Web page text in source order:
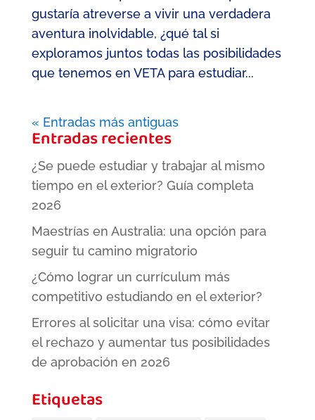
gustaría atreverse a vivir una verdadera
aventura inolvidable, ¿qué tal si
exploramos juntos todas las posibilidades
que tenemos en VETA para estudiar...
« Entradas más antiguas
Entradas recientes
¿Se puede estudiar y trabajar al mismo
tiempo en el exterior? Guía completa
2026
Maestrías en Australia: una opción para
seguir tu camino migratorio
¿Cómo lograr un currículum más
competitivo estudiando en el exterior?
Errores al solicitar una visa: cómo evitar
el rechazo y aumentar tus posibilidades
de aprobación en 2026
Etiquetas